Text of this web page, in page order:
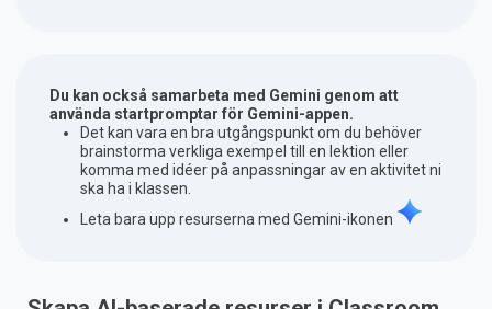
Du kan också samarbeta med Gemini genom att
använda startpromptar för Gemini-appen.
Det kan vara en bra utgångspunkt om du behöver
brainstorma verkliga exempel till en lektion eller
komma med idéer på anpassningar av en aktivitet ni
ska ha i klassen.
Leta bara upp resurserna med Gemini-ikonen